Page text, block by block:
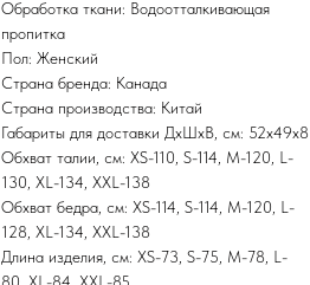
Обработка ткани: Водоотталкивающая
пропитка
Пол: Женский
Страна бренда: Канада
Страна производства: Китай
Габариты для доставки ДхШхВ, см: 52х49х8
Обхват талии, см: XS-110, S-114, M-120, L-
130, XL-134, XXL-138
Обхват бедра, см: XS-114, S-114, M-120, L-
128, XL-134, XXL-138
Длина изделия, см: XS-73, S-75, M-78, L-